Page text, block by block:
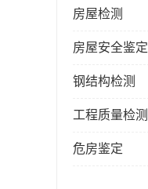
房屋检测
房屋安全鉴定
钢结构检测
工程质量检测
危房鉴定